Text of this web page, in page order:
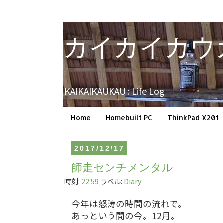
カイカイカウ
KAIKAIKAUKAU : Life Log
Home Homebuilt PC ThinkPad X201
2017/12/17
師走センチメンタル
時刻: 22:59 ラベル: Diary
今年は怒涛の時間の流れで。
あっという間の今。12月。